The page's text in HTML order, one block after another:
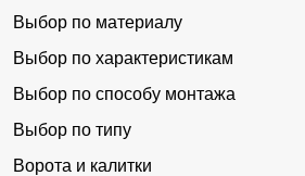
Выбор по материалу
Выбор по характеристикам
Выбор по способу монтажа
Выбор по типу
Ворота и калитки